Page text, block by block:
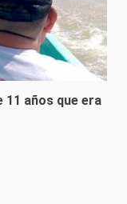
11 años que era